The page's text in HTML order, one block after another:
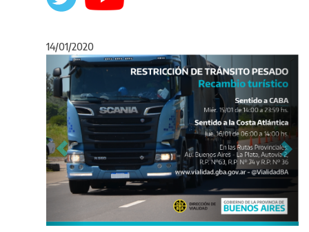
14/01/2020
Anterior